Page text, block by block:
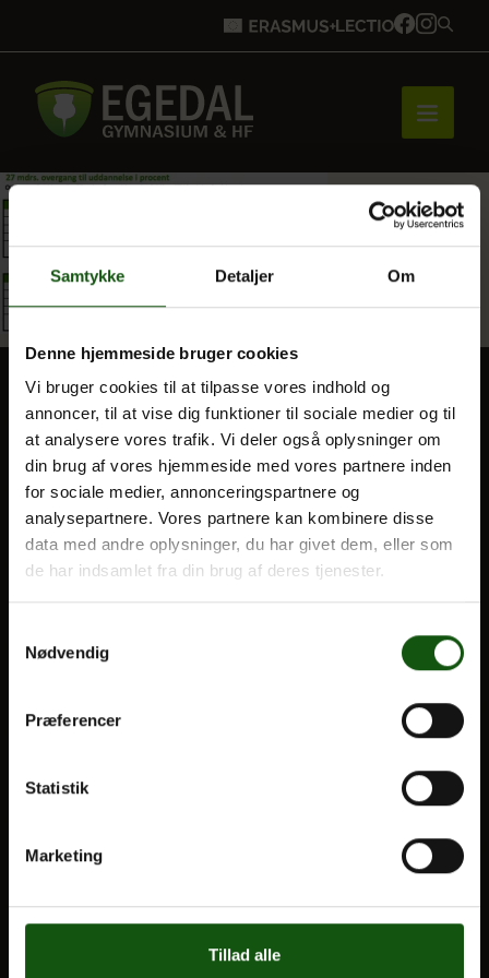
Samtykke Detaljer Om
Denne hjemmeside bruger cookies
Vi bruger cookies til at tilpasse vores indhold og
annoncer, til at vise dig funktioner til sociale medier og til
at analysere vores trafik. Vi deler også oplysninger om
din brug af vores hjemmeside med vores partnere inden
for sociale medier, annonceringspartnere og
analysepartnere. Vores partnere kan kombinere disse
data med andre oplysninger, du har givet dem, eller som
de har indsamlet fra din brug af deres tjenester.
Nødvendig
Præferencer
Statistik
Marketing
Tillad alle
Brobygning
Bliv elev
Vores uddannelser
Om E.G.
BLIV ELEV
Optagelse
Til forældre
VORES UDDANNELSER
STX
Alle fag og valgfag
OM E.G.
E.G. Historisk
Tal og Oplysninger